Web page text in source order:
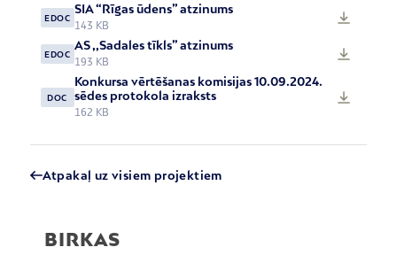
EDOC
SIA “Rīgas ūdens” atzinums
143 KB
EDOC
AS ,,Sadales tīkls” atzinums
193 KB
DOC
Konkursa vērtēšanas komisijas 10.09.2024.
sēdes protokola izraksts
162 KB
Atpakaļ uz visiem projektiem
BIRKAS